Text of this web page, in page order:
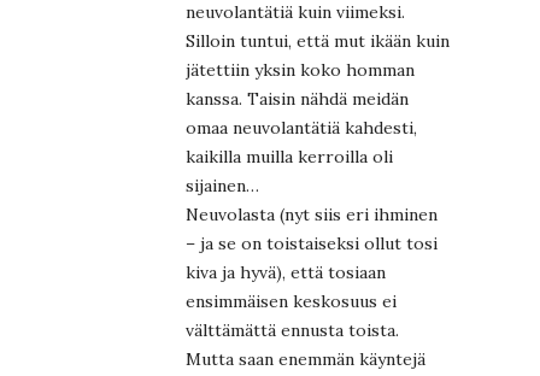
neuvolantätiä kuin viimeksi.
Silloin tuntui, että mut ikään kuin
jätettiin yksin koko homman
kanssa. Taisin nähdä meidän
omaa neuvolantätiä kahdesti,
kaikilla muilla kerroilla oli
sijainen…
Neuvolasta (nyt siis eri ihminen
– ja se on toistaiseksi ollut tosi
kiva ja hyvä), että tosiaan
ensimmäisen keskosuus ei
välttämättä ennusta toista.
Mutta saan enemmän käyntejä